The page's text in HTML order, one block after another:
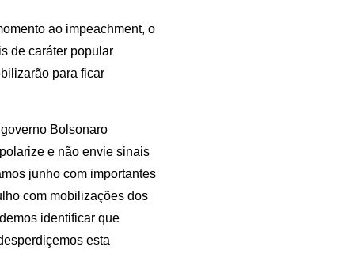
ao impeachment, o
de caráter popular
para ficar
Bolsonaro
e não envie sinais
junho com importantes
com mobilizações dos
identificar que
esta